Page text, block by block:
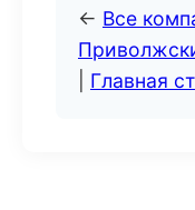
← Все
Главная